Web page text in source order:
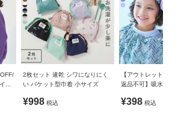
ベ
2枚セット 速乾 シワになりにく
い バケット型巾着 小サイズ
¥998 税込
【アウトレット
返品不可】吸水速乾
¥398 税込